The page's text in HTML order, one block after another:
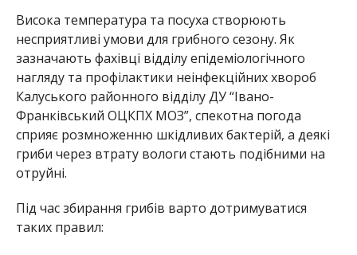
Висока температура та посуха створюють
несприятливі умови для грибного сезону. Як
зазначають фахівці відділу епідеміологічного
нагляду та профілактики неінфекційних хвороб
Калуського районного відділу ДУ “Івано-
Франківський ОЦКПХ МОЗ”, спекотна погода
сприяє розмноженню шкідливих бактерій, а деякі
гриби через втрату вологи стають подібними на
отруйні.
Під час збирання грибів варто дотримуватися
таких правил: